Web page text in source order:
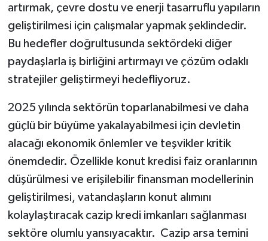
artırmak, çevre dostu ve enerji tasarruflu yapıların
geliştirilmesi için çalışmalar yapmak şeklindedir.
Bu hedefler doğrultusunda sektördeki diğer
paydaşlarla iş birliğini artırmayı ve çözüm odaklı
stratejiler geliştirmeyi hedefliyoruz.
2025 yılında sektörün toparlanabilmesi ve daha
güçlü bir büyüme yakalayabilmesi için devletin
alacağı ekonomik önlemler ve teşvikler kritik
önemdedir. Özellikle konut kredisi faiz oranlarının
düşürülmesi ve erişilebilir finansman modellerinin
geliştirilmesi, vatandaşların konut alımını
kolaylaştıracak cazip kredi imkanları sağlanması
sektöre olumlu yansıyacaktır. Cazip arsa temini